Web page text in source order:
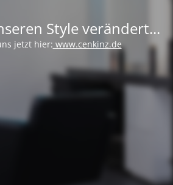
Style verändert...
jetzt hier: www.cenkinz.de